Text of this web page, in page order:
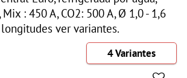
: 450 A, CO2: 500 A, Ø 1,0 - 1,6
ver variantes.
4 Variantes